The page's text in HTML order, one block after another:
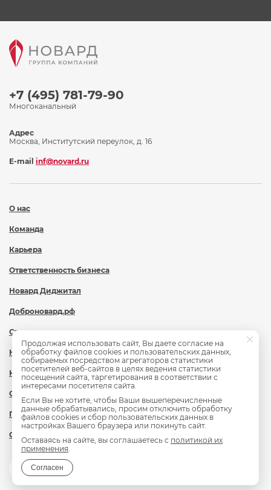
+7 (495) 781-79-90
Многоканальный
О нас
Команда
Карьера
Ответственность бизнеса
Новард Диджитал
Доброновард.рф
Статьи
Новости
Контакты
Охрана труда
Политика обработки персональных данных
Сведения об образовательной организации
Адрес
Москва, Институтский переулок, д. 16
E-mail inf@novard.ru
Продолжая использовать сайт, Вы даете согласие на
обработку файлов cookies и пользовательских данных,
собираемых посредством агрегаторов статистики
посетителей веб-сайтов в целях ведения статистики
посещений сайта, таргетирования в соответствии с
интересами посетителя сайта.
Если Вы не хотите, чтобы Ваши вышеперечисленные
данные обрабатывались, просим отключить обработку
файлов cookies и сбор пользовательских данных в
настройках Вашего браузера или покинуть сайт.
Оставаясь на сайте, вы соглашаетесь с политикой их
применения.
Согласен